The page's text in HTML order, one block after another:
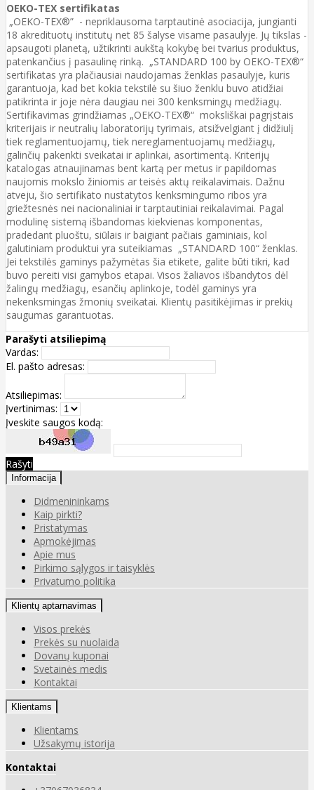
OEKO-TEX sertifikatas
„OEKO-TEX®” - nepriklausoma tarptautinė asociacija, jungianti
18 akredituotų institutų net 85 šalyse visame pasaulyje. Jų tikslas -
apsaugoti planetą, užtikrinti aukštą kokybę bei tvarius produktus,
patenkančius į pasaulinę rinką. „STANDARD 100 by OEKO-TEX®“
sertifikatas yra plačiausiai naudojamas ženklas pasaulyje, kuris
garantuoja, kad bet kokia tekstilė su šiuo ženklu buvo atidžiai
patikrinta ir joje nėra daugiau nei 300 kenksmingų medžiagų.
Sertifikavimas grindžiamas „OEKO-TEX®“ moksliškai pagrįstais
kriterijais ir neutralių laboratorijų tyrimais, atsižvelgiant į didžiulį
tiek reglamentuojamų, tiek nereglamentuojamų medžiagų,
galinčių pakenkti sveikatai ir aplinkai, asortimentą. Kriterijų
katalogas atnaujinamas bent kartą per metus ir papildomas
naujomis mokslo žiniomis ar teisės aktų reikalavimais. Dažnu
atveju, šio sertifikato nustatytos kenksmingumo ribos yra
griežtesnės nei nacionaliniai ir tarptautiniai reikalavimai. Pagal
modulinę sistemą išbandomas kiekvienas komponentas,
pradedant pluoštu, siūlais ir baigiant pačiais gaminiais, kol
galutiniam produktui yra suteikiamas „STANDARD 100“ ženklas.
Jei tekstilės gaminys pažymėtas šia etikete, galite būti tikri, kad
buvo pereiti visi gamybos etapai. Visos žaliavos išbandytos dėl
žalingų medžiagų, esančių aplinkoje, todėl gaminys yra
nekenksmingas žmonių sveikatai. Klientų pasitikėjimas ir prekių
saugumas garantuotas.
Parašyti atsiliepimą
Vardas:
El. pašto adresas:
Atsiliepimas:
Įvertinimas:
Įveskite saugos kodą:
Rašyti
Informacija
Didmenininkams
Kaip pirkti?
Pristatymas
Apmokėjimas
Apie mus
Pirkimo sąlygos ir taisyklės
Privatumo politika
Klientų aptarnavimas
Visos prekės
Prekės su nuolaida
Dovanų kuponai
Svetainės medis
Kontaktai
Klientams
Klientams
Užsakymų istorija
Kontaktai